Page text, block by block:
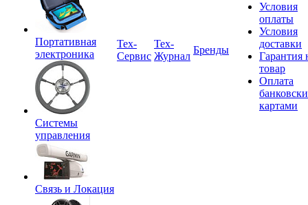
Портативная
электроника
Системы
управления
Связь и Локация
Tex-
Сервис
Тех-
Журнал
Бренды
Условия
оплаты
Условия
доставки
Гарантия
товар
Оплата
картами